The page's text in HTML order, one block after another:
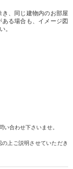
、同じ建物内のお部屋
る場合も、イメージ図
。
合わせ下さいませ。
上ご説明させていただき